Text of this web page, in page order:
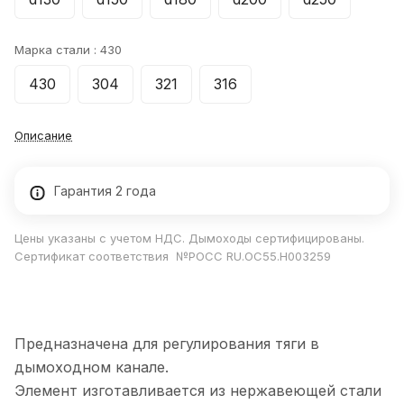
Марка стали : 430
430 304 321 316
Описание
Гарантия 2 года
Цены указаны с учетом НДС. Дымоходы сертифицированы.
Сертификат соответствия №РОСС RU.ОС55.Н003259
Предназначена для регулирования тяги в
дымоходном канале.
Элемент изготавливается из нержавеющей стали